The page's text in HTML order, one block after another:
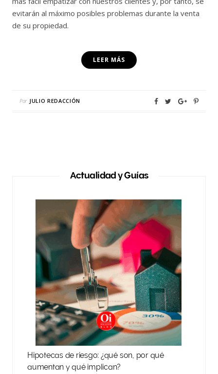
evitarán al máximo posibles problemas durante la venta
de su propiedad.
LEER MÁS
Por JULIO REDACCIÓN
Actualidad y Guías
Hipotecas de riesgo: ¿qué son, por qué
aumentan y qué implican?